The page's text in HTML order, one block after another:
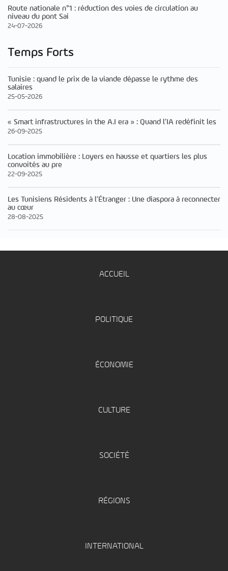
Route nationale n°1 : réduction des voies de circulation au
niveau du pont Sai
24-07-2026
Temps Forts
Tunisie : quand le prix de la viande dépasse le rythme des
salaires
25-05-2026
« Smart infrastructures in the A.I era » : Quand l’IA redéfinit les
26-09-2025
Location immobilière : Loyers en hausse et quartiers les plus
convoités au pre
22-09-2025
Les Tunisiens Résidents à l’Étranger : Une diaspora à reconnecter
au cœur
28-08-2025
ACCUEIL
POLITIQUE
ÉCONOMIE
CULTURE
SOCIÉTÉ
RÉGIONS
INTERNATIONAL